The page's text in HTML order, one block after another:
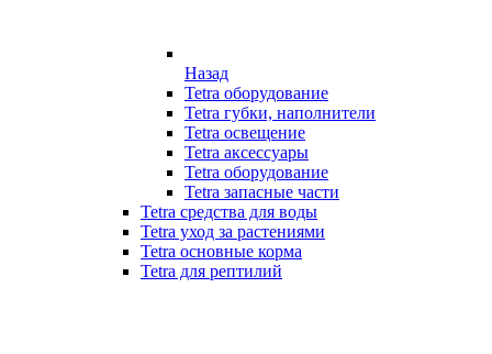
Назад
Tetra оборудование
Tetra губки, наполнители
Tetra освещение
Tetra аксессуары
Tetra оборудование
Tetra запасные части
Tetra средства для воды
Tetra уход за растениями
Tetra основные корма
Tetra для рептилий